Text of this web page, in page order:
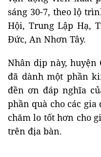
sáng 30-7, theo lộ
Hội, Trung Lập Hạ,
Đức, An Nhơn Tây.
Nhân dịp này, huyện
đã dành một phần
đền ơn đáp nghĩa
phần quà cho các
chăm lo tốt hơn cho
trên địa bàn.